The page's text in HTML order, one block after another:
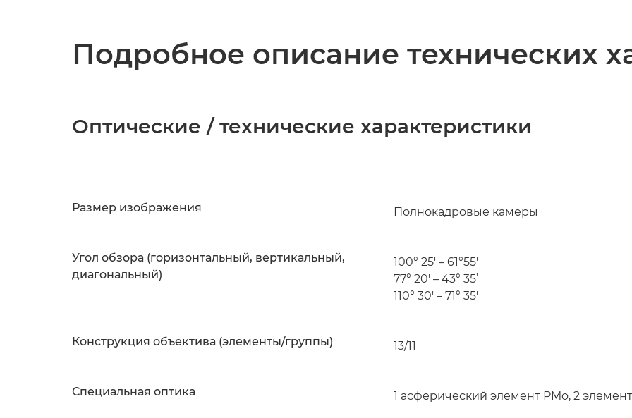
Подробное описание технических
Оптические / технические характеристики
Размер изображения Полнокадровые камеры
Угол обзора (горизонтальный, вертикальный,
диагональный)
100° 25' – 61°55'
77° 20' – 43° 35’
110° 30' – 71° 35'
Конструкция объектива (элементы/группы) 13/11
Специальная оптика 1 асферический элемент PMo, 2